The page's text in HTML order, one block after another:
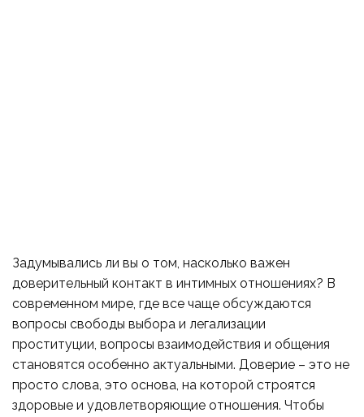
Задумывались ли вы о том, насколько важен
доверительный контакт в интимных отношениях? В
современном мире, где все чаще обсуждаются
вопросы свободы выбора и легализации
проституции, вопросы взаимодействия и общения
становятся особенно актуальными. Доверие – это не
просто слова, это основа, на которой строятся
здоровые и удовлетворяющие отношения. Чтобы